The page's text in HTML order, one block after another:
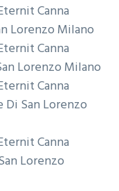
Canna
Lorenzo Milano
Canna
Lorenzo Milano
Canna
San Lorenzo
Canna
Lorenzo